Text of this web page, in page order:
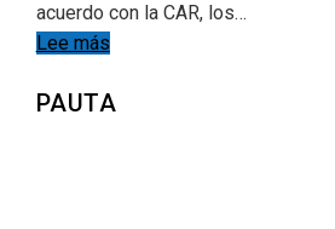
acuerdo con la CAR, los…
Lee más
PAUTA